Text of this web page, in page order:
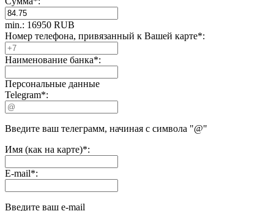
min.: 16950 RUB
Номер телефона, привязанный к Вашей карте*:
Наименование банка*:
Персональные данные
Telegram*:
Введите ваш телеграмм, начиная с символа "@"
Имя (как на карте)*:
E-mail*:
Введите ваш e-mail